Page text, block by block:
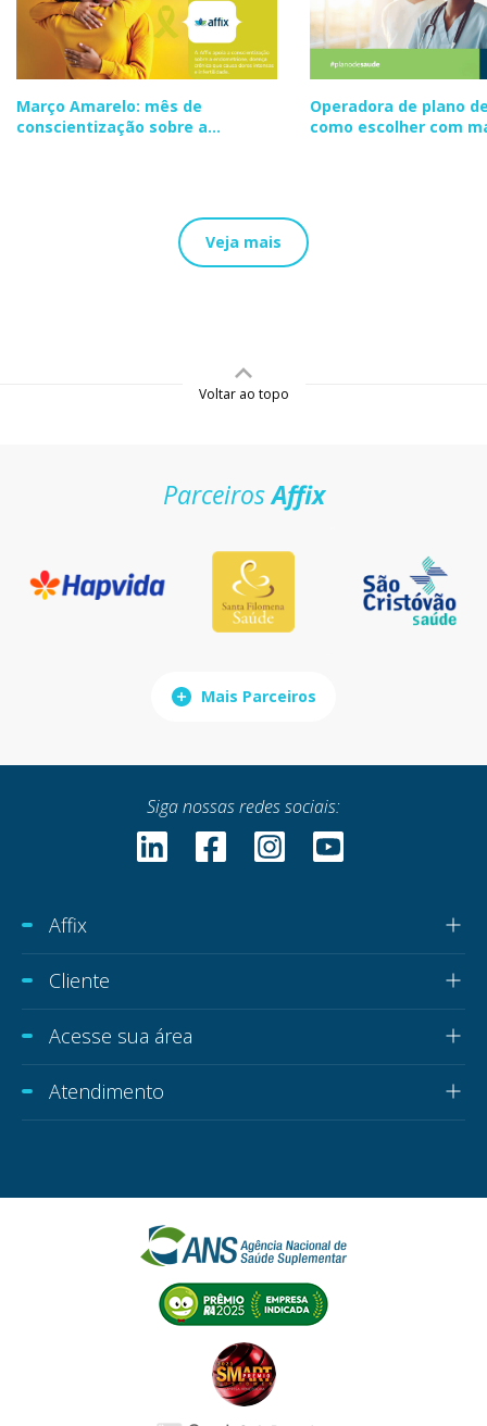
Março Amarelo: mês de
conscientização sobre a
Operadora de plano
como escolher com
Veja mais
Voltar ao topo
ParceirosAffix
Mais Parceiros
Siga nossas redes sociais:
Affix
Cliente
Acesse sua área
Atendimento